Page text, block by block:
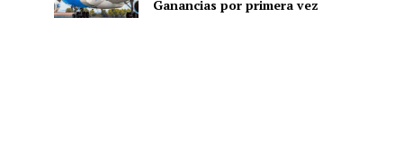
Ganancias por primera vez